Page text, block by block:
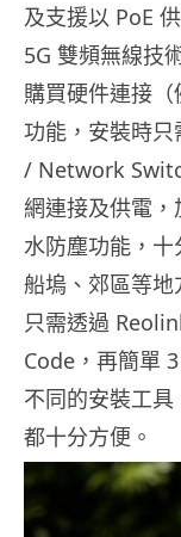
及支援以 PoE
5G 雙頻無線技
購買硬件連接
功能，安裝時只
/ Network
網連接及供電
水防塵功能，
船塢、郊區等地
只需透過
Code，再簡單
不同的安裝工
都十分方便。